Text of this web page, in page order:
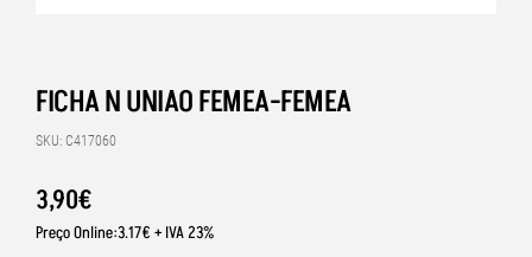
FICHA N UNIAO FEMEA-FEMEA
SKU: C417060
3,90€
Preço Online:3.17€ + IVA 23%